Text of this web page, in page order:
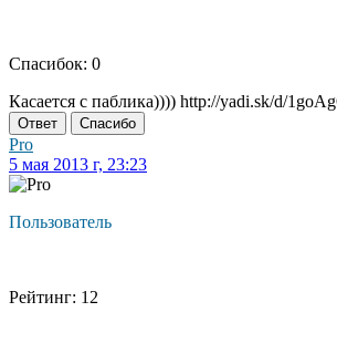
Спасибок: 0
Касается с паблика)))) http://yadi.sk/d/
Ответ Спасибо
Pro
5 мая 2013 г, 23:23
Пользователь
Рейтинг: 12